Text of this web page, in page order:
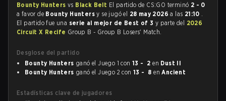
Bounty Hunters vs Black Belt El partido de CS:GO terminó 2 - 0
a favor de Bounty Huntersy se jugó el 28 may 2026a las 21:10 .
El partido fue una serie al mejor de Best of 3 y parte del 2026
Circuit X Recife Group B - Group B Losers' Match.
Desglose del partido
Bounty Hunters ganó el Juego 1 con13 - 2 en Dust II
Bounty Hunters ganó el Juego 2 con13 - 8 enAncient
Estadísticas clave de jugadores